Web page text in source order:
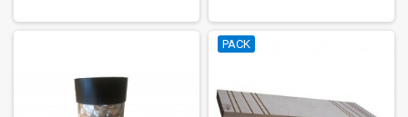
PACK